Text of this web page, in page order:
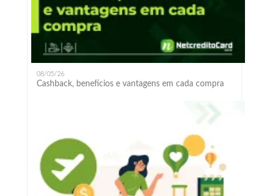
08/05/26
Cashback, benefícios e vantagens em cada compra